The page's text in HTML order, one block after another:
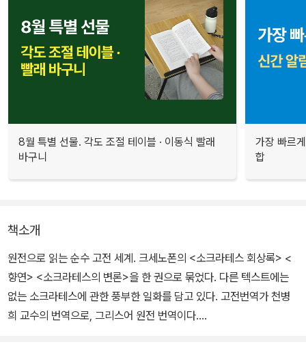
8월 특별 선물. 각도 조절 테이블 · 이동식 빨래
바구니
가장 빠르
합
책소개
원전으로 읽는 순수 고전 세계. 크세노폰의 <소크라테스 회상록> <
향연> <소크라테스의 변론>을 한 권으로 묶었다. 다른 텍스트에는
없는 소크라테스에 관한 풍부한 일화를 담고 있다. 고전번역가 천병
희 교수의 번역으로, 그리스어 원전 번역이다.